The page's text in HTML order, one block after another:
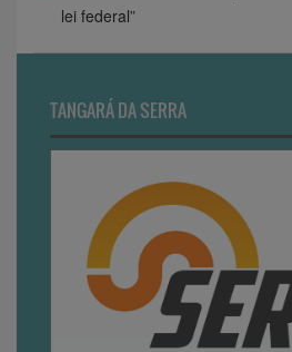
lei federal”
TANGARÁ DA SERRA